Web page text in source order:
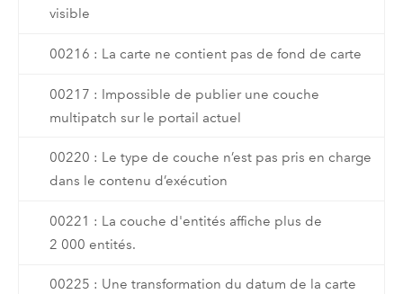
visible
00216 : La carte ne contient pas de fond de carte
00217 : Impossible de publier une couche
multipatch sur le portail actuel
00220 : Le type de couche n’est pas pris en charge
dans le contenu d’exécution
00221 : La couche d'entités affiche plus de
2 000 entités.
00225 : Une transformation du datum de la carte